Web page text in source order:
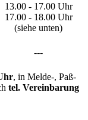
13.00 - 17.00 Uhr
17.00 - 18.00 Uhr
(siehe unten)
---
, in Melde-, Paß-
tel. Vereinbarung